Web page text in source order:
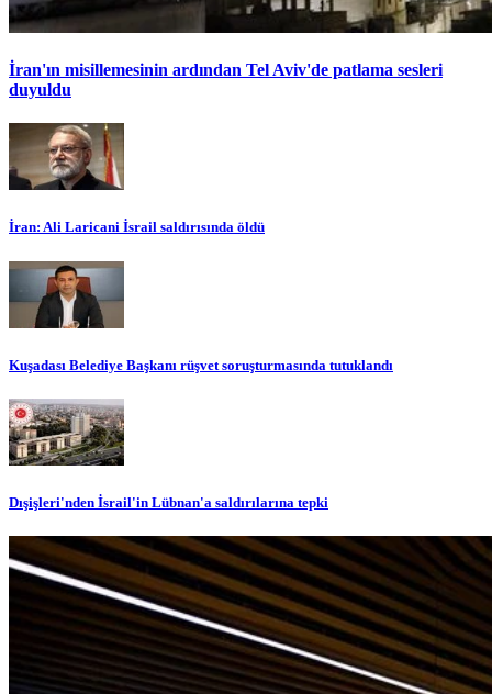
İran'ın misillemesinin ardından Tel Aviv'de patlama sesleri
duyuldu
İran: Ali Laricani İsrail saldırısında öldü
Kuşadası Belediye Başkanı rüşvet soruşturmasında tutuklandı
Dışişleri'nden İsrail'in Lübnan'a saldırılarına tepki